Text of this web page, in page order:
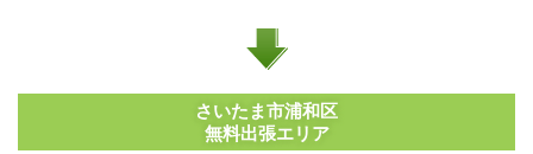
さいたま市浦和区
無料出張エリア